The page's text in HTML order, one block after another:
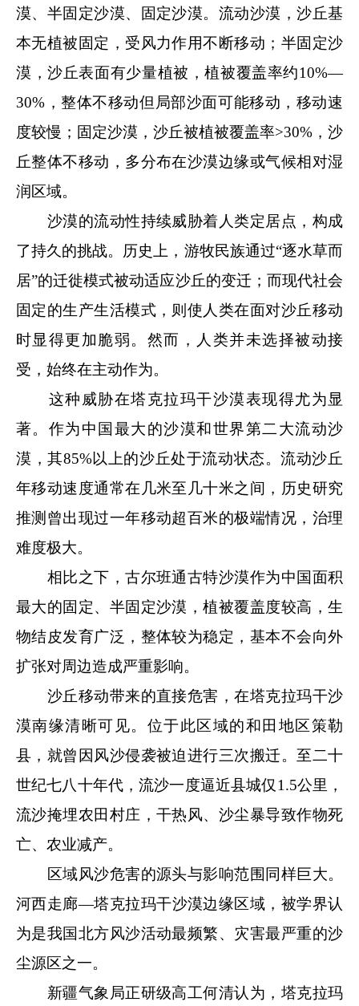
漠、半固定沙漠、固定沙漠。流动沙漠，沙丘基
本无植被固定，受风力作用不断移动；半固定沙
漠，沙丘表面有少量植被，植被覆盖率约10%—
30%，整体不移动但局部沙面可能移动，移动速
度较慢；固定沙漠，沙丘被植被覆盖率>30%，沙
丘整体不移动，多分布在沙漠边缘或气候相对湿
润区域。
沙漠的流动性持续威胁着人类定居点，构成
了持久的挑战。历史上，游牧民族通过“逐水草而
居”的迁徙模式被动适应沙丘的变迁；而现代社会
固定的生产生活模式，则使人类在面对沙丘移动
时显得更加脆弱。然而，人类并未选择被动接
受，始终在主动作为。
这种威胁在塔克拉玛干沙漠表现得尤为显
著。作为中国最大的沙漠和世界第二大流动沙
漠，其85%以上的沙丘处于流动状态。流动沙丘
年移动速度通常在几米至几十米之间，历史研究
推测曾出现过一年移动超百米的极端情况，治理
难度极大。
相比之下，古尔班通古特沙漠作为中国面积
最大的固定、半固定沙漠，植被覆盖度较高，生
物结皮发育广泛，整体较为稳定，基本不会向外
扩张对周边造成严重影响。
沙丘移动带来的直接危害，在塔克拉玛干沙
漠南缘清晰可见。位于此区域的和田地区策勒
县，就曾因风沙侵袭被迫进行三次搬迁。至二十
世纪七八十年代，流沙一度逼近县城仅1.5公里，
流沙掩埋农田村庄，干热风、沙尘暴导致作物死
亡、农业减产。
区域风沙危害的源头与影响范围同样巨大。
河西走廊—塔克拉玛干沙漠边缘区域，被学界认
为是我国北方风沙活动最频繁、灾害最严重的沙
尘源区之一。
新疆气象局正研级高工何清认为，塔克拉玛